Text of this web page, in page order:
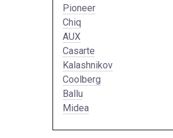
Pioneer
Chiq
AUX
Casarte
Kalashnikov
Coolberg
Ballu
Midea